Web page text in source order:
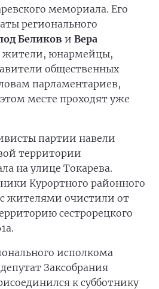
мемориала. Его
регионального
Беликов и Вера
жители, юнармейцы,
общественных
парламентариев,
месте проходят уже
партии навели
территории
на улице Токарева.
Курортного районного
жителями очистили от
сестрорецкого
исполкома
Заксобрания
к субботнику